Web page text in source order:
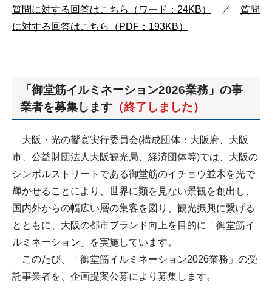
質問に対する回答はこちら（ワード：24KB） ／ 質問
に対する回答はこちら（PDF：193KB）
「御堂筋イルミネーション2026業務」の事
業者を募集します （終了しました）
大阪・光の饗宴実行委員会(構成団体：大阪府、大阪
市、公益財団法人大阪観光局、経済団体等)では、大阪の
シンボルストリートである御堂筋のイチョウ並木を光で
輝かせることにより、世界に類を見ない景観を創出し、
国内外からの幅広い層の集客を図り、観光振興に繋げる
とともに、大阪の都市ブランド向上を目的に「御堂筋イ
ルミネーション」を実施しています。
このたび、「御堂筋イルミネーション2026業務」の受
託事業者を、企画提案公募により募集します。